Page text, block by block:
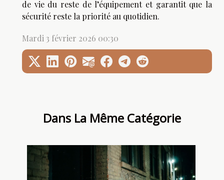
Dans La Même Catégorie
de vie du reste de l’équipement et garantit que la
sécurité reste la priorité au quotidien.
Mardi 3 février 2026 00:30